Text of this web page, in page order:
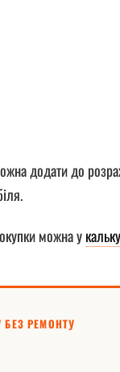
додати до
можна у
РЕМОНТУ